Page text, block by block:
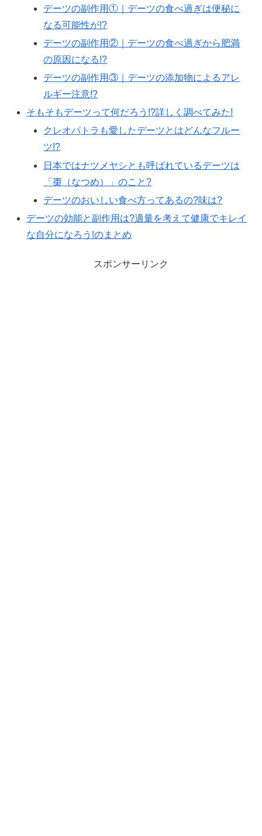
デーツの副作用①｜デーツの食べ過ぎは便秘に
なる可能性が!?
デーツの副作用②｜デーツの食べ過ぎから肥満
の原因になる!?
デーツの副作用③｜デーツの添加物によるアレ
ルギー注意!?
そもそもデーツって何だろう!?詳しく調べてみた!
クレオパトラも愛したデーツとはどんなフルー
ツ!?
日本ではナツメヤシとも呼ばれているデーツは
「棗（なつめ）」のこと?
デーツのおいしい食べ方ってあるの?味は?
デーツの効能と副作用は?適量を考えて健康でキレイ
な自分になろう!のまとめ
スポンサーリンク